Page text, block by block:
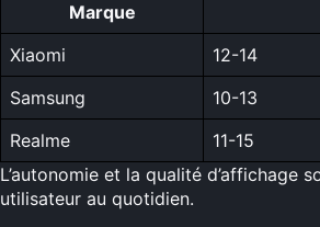
Marque
Xiaomi
12-14
Samsung
10-13
Realme
11-15
L’autonomie et la qualité d’affichage
utilisateur au quotidien.